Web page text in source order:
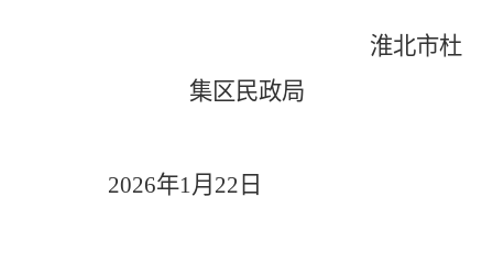
淮北市杜
集区民政局
2026年1 月 22 日